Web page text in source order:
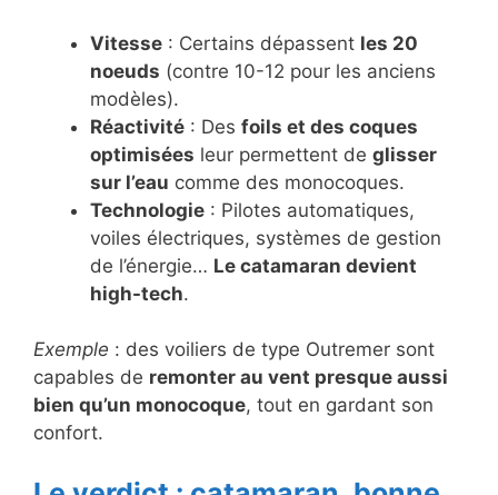
Vitesse : Certains dépassent les 20
noeuds (contre 10-12 pour les anciens
modèles).
Réactivité : Des foils et des coques
optimisées leur permettent de glisser
sur l’eau comme des monocoques.
Technologie : Pilotes automatiques,
voiles électriques, systèmes de gestion
de l’énergie… Le catamaran devient
high-tech.
Exemple : des voiliers de type Outremer sont
capables de remonter au vent presque aussi
bien qu’un monocoque, tout en gardant son
confort.